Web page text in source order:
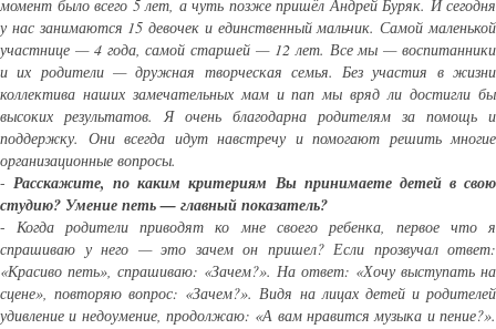
момент было всего 5 лет, а чуть позже пришёл Андрей Буряк. И сегодня
у нас занимаются 15 девочек и единственный мальчик. Самой маленькой
участнице — 4 года, самой старшей — 12 лет. Все мы — воспитанники
и их родители — дружная творческая семья. Без участия в жизни
коллектива наших замечательных мам и пап мы вряд ли достигли бы
высоких результатов. Я очень благодарна родителям за помощь и
поддержку. Они всегда идут навстречу и помогают решить многие
организационные вопросы.
-Расскажите, по каким критериям Вы принимаете детей в свою
студию? Умение петь — главный показатель?
- Когда родители приводят ко мне своего ребенка, первое что я
спрашиваю у него — это зачем он пришел? Если прозвучал ответ:
«Красиво петь», спрашиваю: «Зачем?». На ответ: «Хочу выступать на
сцене», повторяю вопрос: «Зачем?». Видя на лицах детей и родителей
удивление и недоумение, продолжаю: «А вам нравится музыка и пение?».